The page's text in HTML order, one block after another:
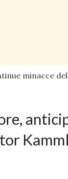
minacce